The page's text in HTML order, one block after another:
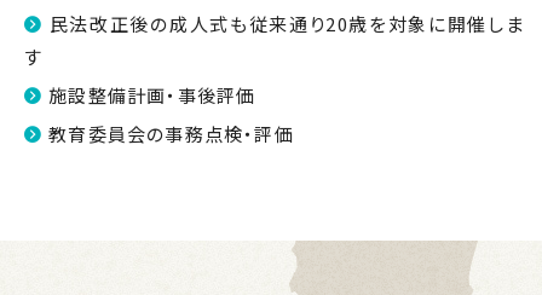
民法改正後の成人式も従来通り20歳を対象に開催しま
す
施設整備計画・事後評価
教育委員会の事務点検・評価